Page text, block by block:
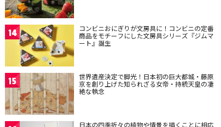
14 コンビニおにぎりが文房具に！コンビニの定番
商品をモチーフにした文房具シリーズ『ジムマ
ート』誕生
15 世界遺産決定で脚光！日本初の巨大都城・藤原
京を創り上げた知られざる女帝・持統天皇の凄
絶な執念
日本の四季折々の植物や情景を描くことに相応